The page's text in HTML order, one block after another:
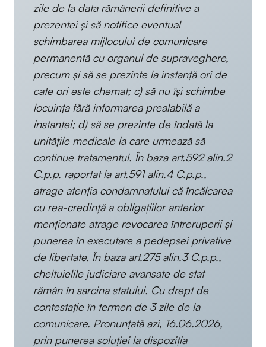
zile de la data rămânerii definitive a
prezentei și să notifice eventual
schimbarea mijlocului de comunicare
permanentă cu organul de supraveghere,
precum și să se prezinte la instanță ori de
cate ori este chemat; c) să nu își schimbe
locuința fără informarea prealabilă a
instanței; d) să se prezinte de îndată la
unitățile medicale la care urmează să
continue tratamentul. În baza art.592 alin.2
C.p.p. raportat la art.591 alin.4 C.p.p.,
atrage atenția condamnatului că încălcarea
cu rea-credință a obligațiilor anterior
menționate atrage revocarea întreruperii și
punerea în executare a pedepsei privative
de libertate. În baza art.275 alin.3 C.p.p.,
cheltuielile judiciare avansate de stat
rămân în sarcina statului. Cu drept de
contestație în termen de 3 zile de la
comunicare. Pronunțată azi, 16.06.2026,
prin punerea soluției la dispoziția